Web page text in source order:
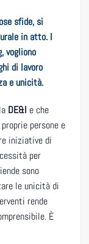
sfide, si
in atto. I
vogliono
di lavoro
e unicità.
DE&I e che
persone e
iniziative di
per
sono
le unicità di
rende
È